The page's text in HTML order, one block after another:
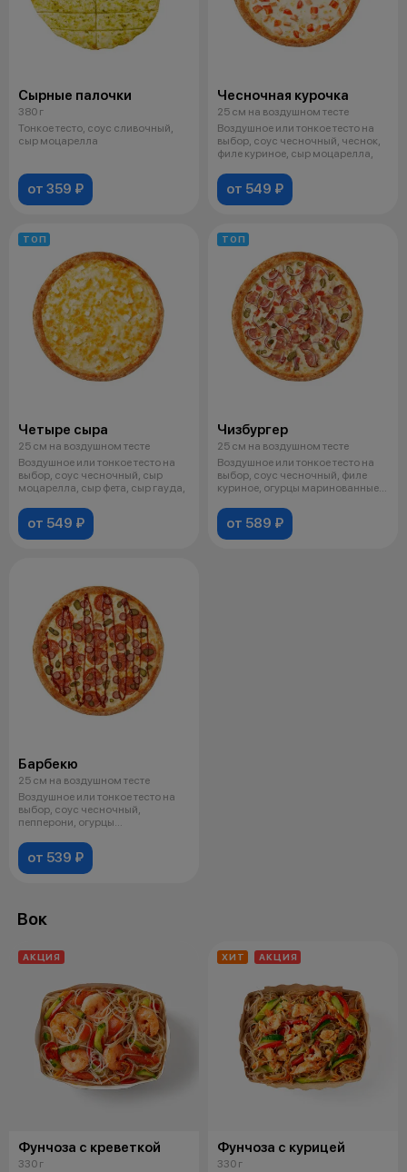
Сырные палочки
380 г
Тонкое тесто, соус сливочный,
сыр моцарелла
от 359 ₽
Чесночная курочка
25 см на воздушном тесте
Воздушное или тонкое тесто на
выбор, соус чесночный, чеснок,
филе куриное, сыр моцарелла,
от 549 ₽
ТОП
Четыре сыра
25 см на воздушном тесте
Воздушное или тонкое тесто на
выбор, соус чесночный, сыр
моцарелла, сыр фета, сыр гауда,
от 549 ₽
ТОП
Чизбургер
25 см на воздушном тесте
Воздушное или тонкое тесто на
выбор, соус чесночный, филе
куриное, огурцы маринованные,
от 589 ₽
Барбекю
25 см на воздушном тесте
Воздушное или тонкое тесто на
выбор, соус чесночный,
пепперони, огурцы
от 539 ₽
Вок
АКЦИЯ
Фунчоза с креветкой
330 г
ХИТ АКЦИЯ
Фунчоза с курицей
330 г